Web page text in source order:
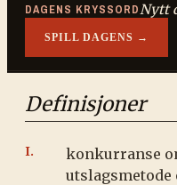
DAGENS KRYSSORDNytt
SPILL DAGENS →
Definisjoner
konkurranse